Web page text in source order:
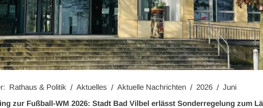
Rathaus & Politik Aktuelles Aktuelle Nachrichten 2026
Juni
zur Fußball-WM 2026: Stadt Bad Vilbel erlässt Sonderregelung zum